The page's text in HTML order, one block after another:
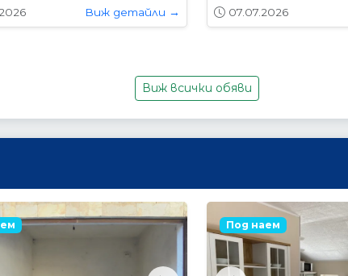
Виж детайли →
01.05.2026
Виж всички обяви
Под наем